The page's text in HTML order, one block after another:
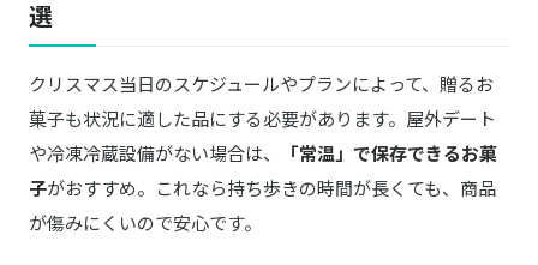
選
クリスマス当日のスケジュールやプランによって、贈るお
菓子も状況に適した品にする必要があります。屋外デート
や冷凍冷蔵設備がない場合は、
「常温」で保存できるお菓
子がおすすめ。これなら持ち歩きの時間が長くても、商品
が傷みにくいので安心です。